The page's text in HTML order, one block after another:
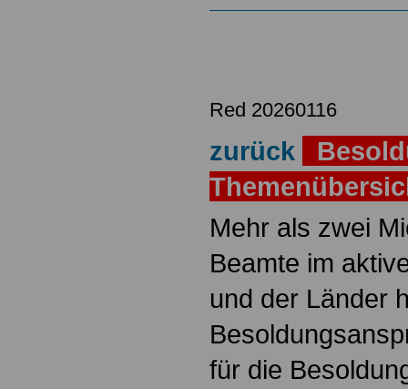
Red 20260116
zurück
Mehr als zwei
Beamte im
und der Länder
für die